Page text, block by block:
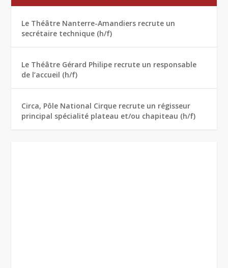
Le Théâtre Nanterre-Amandiers recrute un
secrétaire technique (h/f)
Le Théâtre Gérard Philipe recrute un responsable
de l’accueil (h/f)
Circa, Pôle National Cirque recrute un régisseur
principal spécialité plateau et/ou chapiteau (h/f)